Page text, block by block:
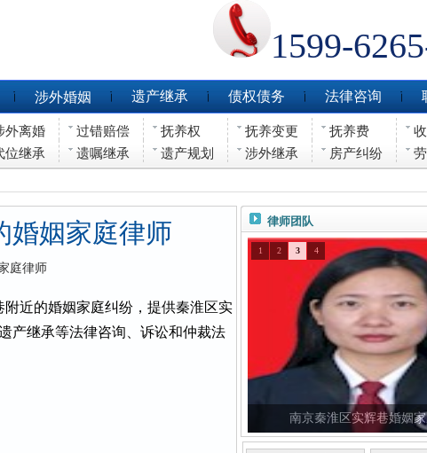
1599-
涉外婚姻 遗产继承 债权债务 法律咨询
外离婚 过错赔偿 抚养权 抚养变更 抚养费
位继承 遗嘱继承 遗产规划 涉外继承 房产纠纷
婚姻家庭律师
庭律师
近的婚姻家庭纠纷，提供秦淮区实
产继承等法律咨询、诉讼和仲裁法
律师团队
南京秦淮区实辉巷婚姻
1 2 3 4